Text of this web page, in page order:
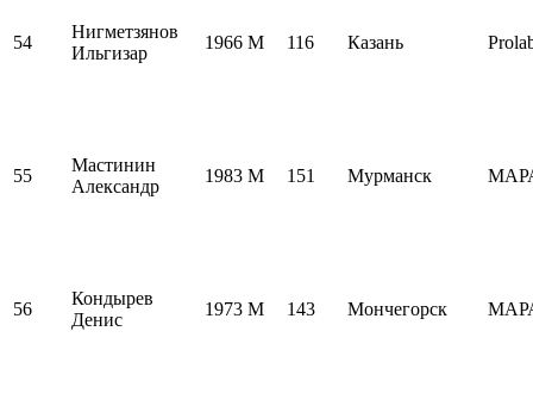
54
Нигметзянов
Ильгизар
1966 M 116 Казань
55
Мастинин
Александр
1983 M 151 Мурманск
56
Кондырев
Денис
1973 M 143 Мончегорск